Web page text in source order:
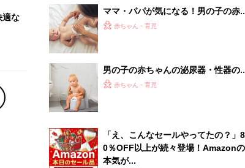
離乳食はいつから？進め方は？「たまひよ きほんの離
授乳の悩みや初めての離乳食作りに役立つ